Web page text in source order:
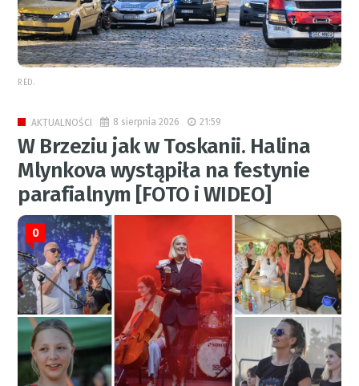
RED.
AKTUALNOŚCI 8 sierpnia 2026 21:59
W Brzeziu jak w Toskanii. Halina
Mlynkova wystąpiła na festynie
parafialnym [FOTO i WIDEO]
0